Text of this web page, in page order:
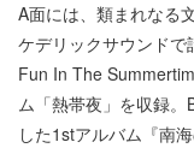
A面には、類まれなる
ケデリックサウンド
Fun In The
ム「熱帯夜」を収録
した1stアルバム『南